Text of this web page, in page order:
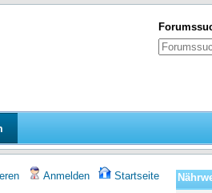
Anmelden Startseite